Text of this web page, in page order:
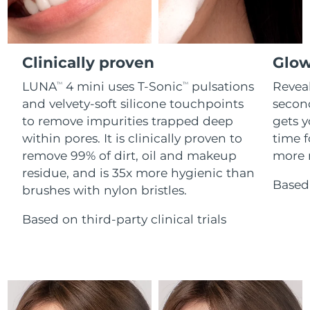
Clinically proven
LUNATM 4 mini uses T-SonicTM
pulsations
and velvety-soft silicone touchpoints
to remove impurities trapped deep
within pores. It is clinically proven to
remove 99% of dirt, oil and makeup
residue, and is 35x more hygienic than
brushes with nylon bristles.
Based on third-party clinical trials
gets
time
more
For healthy hair
18% PAP
Kosmetik Männer
Kaufe alles
FOREO APP
ÜBER
Gibraltar
Erwartete Lieferung
12/08/2026
Griechenland
08/08/2026
Sonderverwaltungsregion
Hongkong
09/08/2026
Ungarn
Erwartete Lieferung
08/08/2026
Island
Erwartete Lieferung
09/08/2026
Indonesien
Erwartete Lieferung
Erwartete Lieferung